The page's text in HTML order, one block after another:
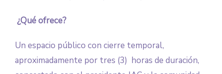
¿Qué ofrece?
Un espacio público con cierre temporal,
aproximadamente por tres (3) horas de duración,